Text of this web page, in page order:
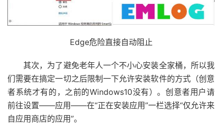
Edge危险直接自动阻止
其次，为了避免老年人一个不小心安装全家桶，所以我
们需要在搞定一切之后限制一下允许安装软件的方式（创意
者系统才有的，之前的Windows10没有）。创意者用户请
前往设置——应用——在“正在安装应用”一栏选择“仅允许来
自应用商店的应用”。